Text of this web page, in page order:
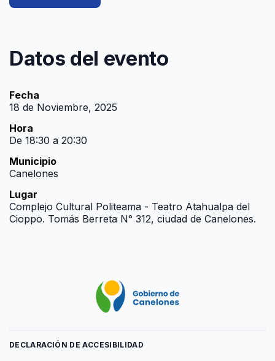
Datos del evento
Fecha
18 de Noviembre, 2025
Hora
De 18:30 a 20:30
Municipio
Canelones
Lugar
Complejo Cultural Politeama - Teatro Atahualpa del
Cioppo. Tomás Berreta N° 312, ciudad de Canelones.
DECLARACIÓN DE ACCESIBILIDAD